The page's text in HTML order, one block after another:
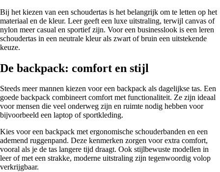
Bij het kiezen van een schoudertas is het belangrijk om te letten op het
materiaal en de kleur. Leer geeft een luxe uitstraling, terwijl canvas of
nylon meer casual en sportief zijn. Voor een businesslook is een leren
schoudertas in een neutrale kleur als zwart of bruin een uitstekende
keuze.
De backpack: comfort en stijl
Steeds meer mannen kiezen voor een backpack als dagelijkse tas. Een
goede backpack combineert comfort met functionaliteit. Ze zijn ideaal
voor mensen die veel onderweg zijn en ruimte nodig hebben voor
bijvoorbeeld een laptop of sportkleding.
Kies voor een backpack met ergonomische schouderbanden en een
ademend ruggenpand. Deze kenmerken zorgen voor extra comfort,
vooral als je de tas langere tijd draagt. Ook stijlbewuste modellen in
leer of met een strakke, moderne uitstraling zijn tegenwoordig volop
verkrijgbaar.